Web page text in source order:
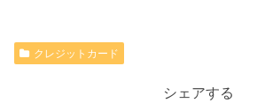
クレジットカード
シェアする